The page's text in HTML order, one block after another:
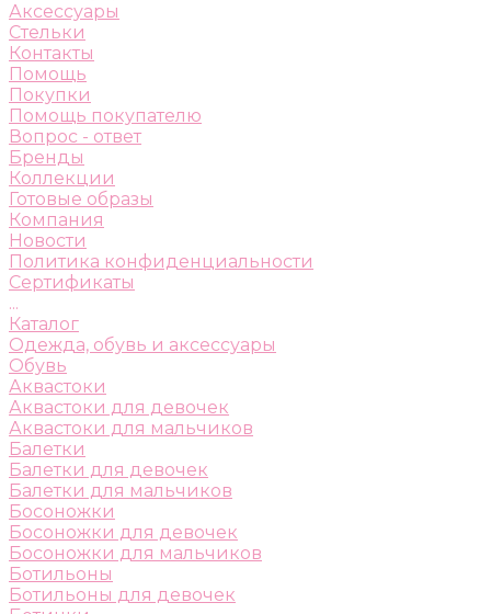
Аксессуары
Стельки
Контакты
Помощь
Покупки
Помощь покупателю
Вопрос - ответ
Бренды
Коллекции
Готовые образы
Компания
Новости
Политика конфиденциальности
Сертификаты
...
Каталог
Одежда, обувь и аксессуары
Обувь
Аквастоки
Аквастоки для девочек
Аквастоки для мальчиков
Балетки
Балетки для девочек
Балетки для мальчиков
Босоножки
Босоножки для девочек
Босоножки для мальчиков
Ботильоны
Ботильоны для девочек